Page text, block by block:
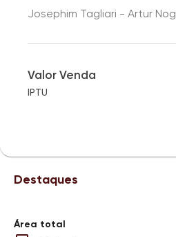
Josephim Tagliari - Artur
Valor Venda
IPTU
Destaques
Área total